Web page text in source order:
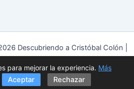
Descubriendo a Cristóbal Colón |
|Política de cookies|Aviso Legal
para mejorar la experiencia. Más
Aceptar Rechazar